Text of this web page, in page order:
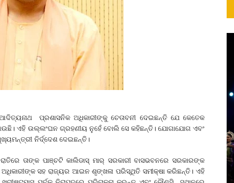
ପ୍ରଶାସନିକ ଅଧିକାରୀଙ୍କୁ ଚେତାବନୀ ଦେଇଛନ୍ତି ଯେ କେତେକ
ଏହି ଉଲ୍ଲଂଘନ ଗ୍ରହଣୀୟ ନୁହେଁ ବୋଲି ସେ କହିଛନ୍ତି। ଯୋଗାଯୋଗ ଏବଂ
ନିର୍ଦ୍ଦେଶ ଦେଇଛନ୍ତି।
ତାଙ୍କ ପାଞ୍ଚଟି କାଲିଡାସ୍ ମାର୍ ସରକାରୀ ବାସଭବନରେ ସରକାରଙ୍କ
ସହ ରାଜ୍ୟର ଆଇନ ଶୃଙ୍ଖଳା ପରିସ୍ଥିତି ସମୀକ୍ଷା କରିଛନ୍ତି। ଏହି